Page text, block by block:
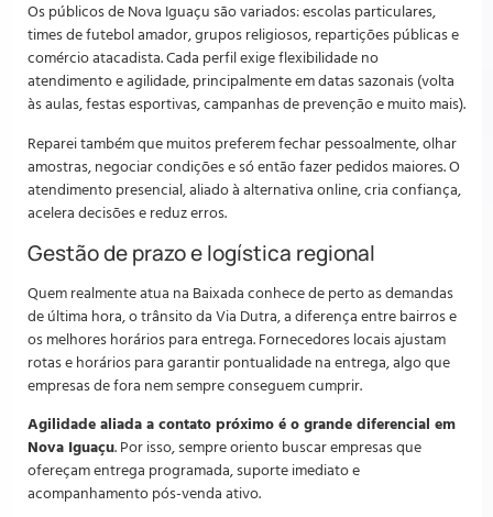
Os públicos de Nova Iguaçu são variados: escolas particulares,
times de futebol amador, grupos religiosos, repartições públicas e
comércio atacadista. Cada perfil exige flexibilidade no
atendimento e agilidade, principalmente em datas sazonais (volta
às aulas, festas esportivas, campanhas de prevenção e muito mais).
Reparei também que muitos preferem fechar pessoalmente, olhar
amostras, negociar condições e só então fazer pedidos maiores. O
atendimento presencial, aliado à alternativa online, cria confiança,
acelera decisões e reduz erros.
Gestão de prazo e logística regional
Quem realmente atua na Baixada conhece de perto as demandas
de última hora, o trânsito da Via Dutra, a diferença entre bairros e
os melhores horários para entrega. Fornecedores locais ajustam
rotas e horários para garantir pontualidade na entrega, algo que
empresas de fora nem sempre conseguem cumprir.
Agilidade aliada a contato próximo é o grande diferencial em
Nova Iguaçu. Por isso, sempre oriento buscar empresas que
ofereçam entrega programada, suporte imediato e
acompanhamento pós-venda ativo.